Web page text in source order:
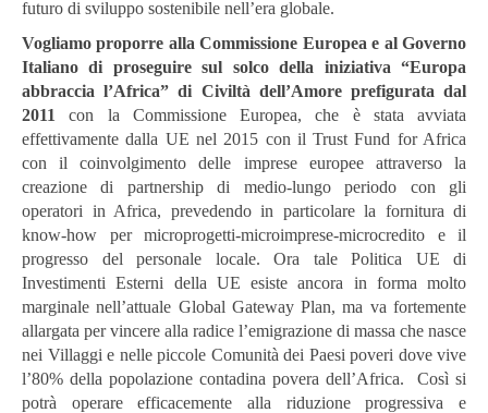
futuro di sviluppo sostenibile nell’era globale.
Vogliamo proporre alla Commissione Europea e al Governo
Italiano di proseguire sul solco della iniziativa “Europa
abbraccia l’Africa” di Civiltà dell’Amore prefigurata dal
2011con la Commissione Europea, che è stata avviata
effettivamente dalla UE nel 2015 con il Trust Fund for Africa
con il coinvolgimento delle imprese europee attraverso la
creazione di partnership di medio-lungo periodo con gli
operatori in Africa, prevedendo in particolare la fornitura di
know-how per microprogetti-microimprese-microcredito e il
progresso del personale locale. Ora tale Politica UE di
Investimenti Esterni della UE esiste ancora in forma molto
marginale nell’attuale Global Gateway Plan, ma va fortemente
allargata per vincere alla radice l’emigrazione di massa che nasce
nei Villaggi e nelle piccole Comunità dei Paesi poveri dove vive
l’80% della popolazione contadina povera dell’Africa. Così si
potrà operare efficacemente alla riduzione progressiva e